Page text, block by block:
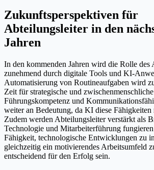
Zukunftsperspektiven für
Abteilungsleiter in den
Jahren
In den kommenden Jahren wird die Rolle des
zunehmend durch digitale Tools und KI-
Automatisierung von Routineaufgaben wird
Zeit für strategische und
Führungskompetenz und
weiter an Bedeutung, da KI diese Fähigkeiten
Zudem werden Abteilungsleiter verstärkt als
Technologie und Mitarbeiterführung
Fähigkeit, technologische Entwicklungen zu
gleichzeitig ein motivierendes Arbeitsumfeld
entscheidend für den Erfolg sein.